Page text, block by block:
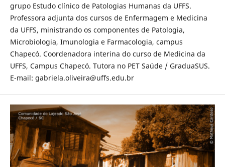
grupo Estudo clínico de Patologias Humanas da UFFS.
Professora adjunta dos cursos de Enfermagem e Medicina
da UFFS, ministrando os componentes de Patologia,
Microbiologia, Imunologia e Farmacologia, campus
Chapecó. Coordenadora interina do curso de Medicina da
UFFS, Campus Chapecó. Tutora no PET Saúde / GraduaSUS.
E-mail: gabriela.oliveira@uffs.edu.br